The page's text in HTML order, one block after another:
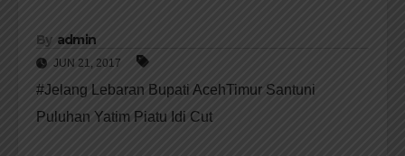
By admin
JUN 21, 2017
#Jelang Lebaran Bupati AcehTimur Santuni
Puluhan Yatim Piatu Idi Cut